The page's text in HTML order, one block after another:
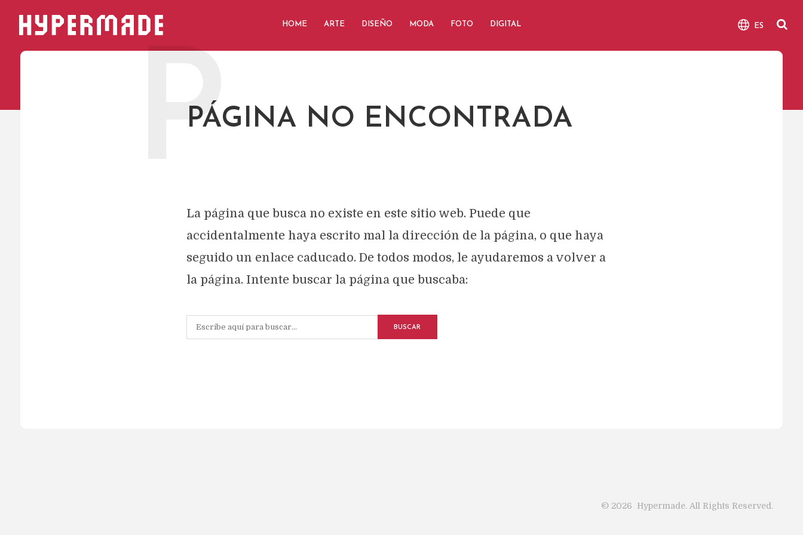
HYPERMADE HOME ARTE DISEÑO MODA FOTO DIGITAL ES
PÁGINA NO ENCONTRADA
P
La página que busca no existe en este sitio web. Puede que
accidentalmente haya escrito mal la dirección de la página, o que haya
seguido un enlace caducado. De todos modos, le ayudaremos a volver a
la página. Intente buscar la página que buscaba:
BUSCAR
© 2026 Hypermade. All Rights Reserved.